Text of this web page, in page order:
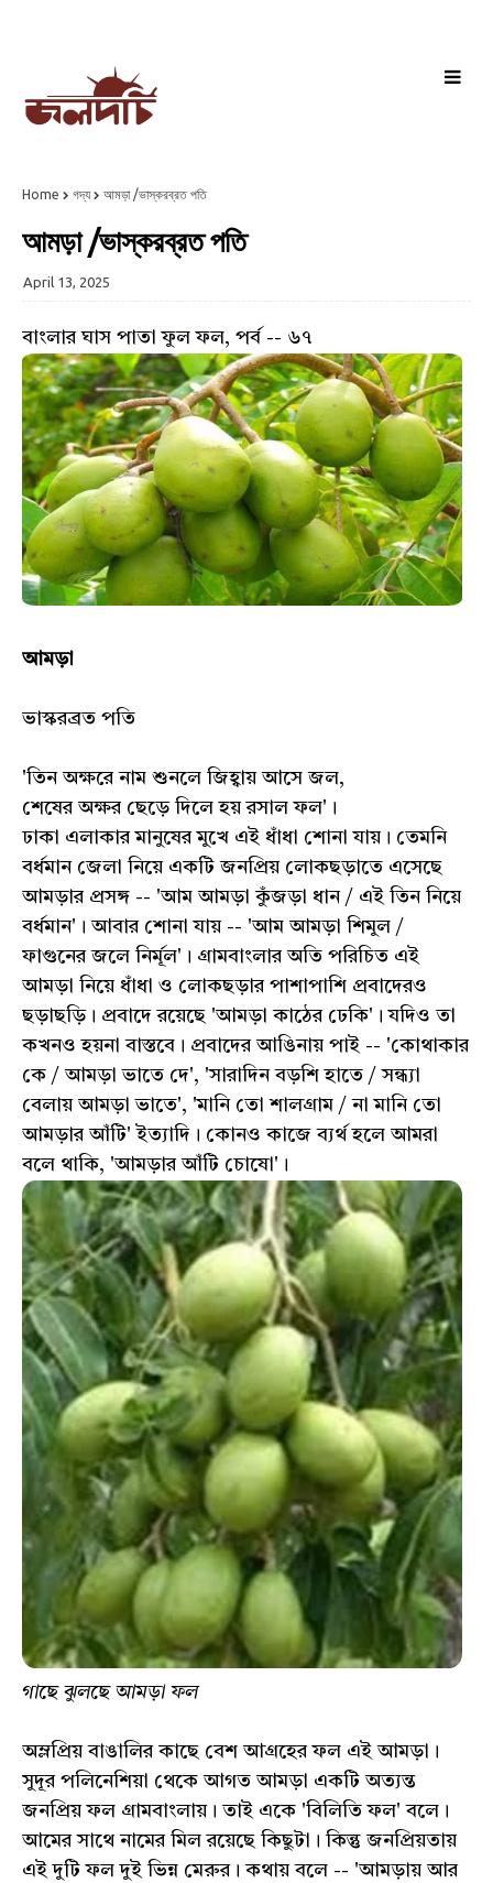
Home গদ্য আমড়া /ভাস্করব্রত পতি
আমড়া /ভাস্করব্রত পতি
April 13, 2025
বাংলার ঘাস পাতা ফুল ফল, পর্ব -- ৬৭
আমড়া
ভাস্করব্রত পতি
'তিন অক্ষরে নাম শুনলে জিহ্বায় আসে জল,
শেষের অক্ষর ছেড়ে দিলে হয় রসাল ফল'।
ঢাকা এলাকার মানুষের মুখে এই ধাঁধা শোনা যায়। তেমনি
বর্ধমান জেলা নিয়ে একটি জনপ্রিয় লোকছড়াতে এসেছে
আমড়ার প্রসঙ্গ -- 'আম আমড়া কুঁজড়া ধান / এই তিন নিয়ে
বর্ধমান'। আবার শোনা যায় -- 'আম আমড়া শিমুল /
ফাগুনের জলে নির্মূল'। গ্রামবাংলার অতি পরিচিত এই
আমড়া নিয়ে ধাঁধা ও লোকছড়ার পাশাপাশি প্রবাদেরও
ছড়াছড়ি। প্রবাদে রয়েছে 'আমড়া কাঠের ঢেকি'। যদিও তা
কখনও হয়না বাস্তবে। প্রবাদের আঙিনায় পাই -- 'কোথাকার
কে / আমড়া ভাতে দে', 'সারাদিন বড়শি হাতে / সন্ধ্যা
বেলায় আমড়া ভাতে', 'মানি তো শালগ্রাম / না মানি তো
আমড়ার আঁটি' ইত্যাদি। কোনও কাজে ব্যর্থ হলে আমরা
বলে থাকি, 'আমড়ার আঁটি চোষো'।
গাছে ঝুলছে আমড়া ফল
অম্লপ্রিয় বাঙালির কাছে বেশ আগ্রহের ফল এই আমড়া।
সুদূর পলিনেশিয়া থেকে আগত আমড়া একটি অত্যন্ত
জনপ্রিয় ফল গ্রামবাংলায়। তাই একে 'বিলিতি ফল' বলে।
আমের সাথে নামের মিল রয়েছে কিছুটা। কিন্তু জনপ্রিয়তায়
এই দুটি ফল দুই ভিন্ন মেরুর। কথায় বলে -- 'আমড়ায় আর